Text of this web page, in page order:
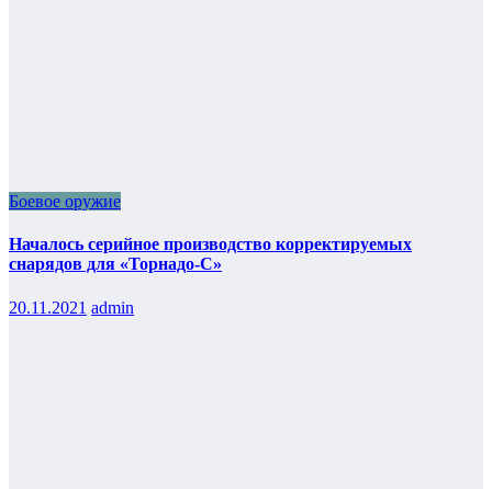
Боевое оружие
Началось серийное производство корректируемых
снарядов для «Торнадо-С»
20.11.2021 admin